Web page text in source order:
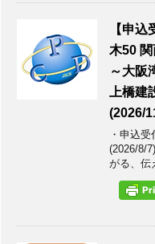
【申
木50
～大阪
上橋建
(2026/
・申込
(2026/8/
がる、伝